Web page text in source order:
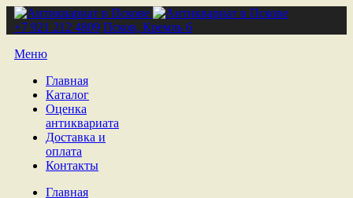
+7 921 212 4809 Псков, Кремль 6
Меню
Главная
Каталог
Оценка
антиквариата
Доставка и
оплата
Контакты
Главная